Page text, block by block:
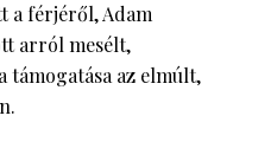
a férjéről, Adam
arról mesélt,
támogatása az elmúlt,